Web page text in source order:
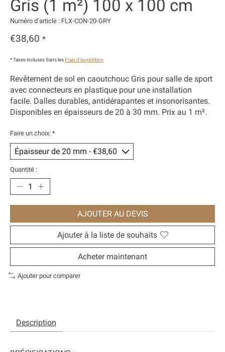
Gris (1 m²) 100 x 100 cm
Numéro d’article : FLX-CON-20-GRY
€38,60 *
* Taxes incluses Sans les Frais d'expédition
Revêtement de sol en caoutchouc Gris pour salle de sport
avec connecteurs en plastique pour une installation
facile. Dalles durables, antidérapantes et insonorisantes.
Disponibles en épaisseurs de 20 à 30 mm. Prix au 1 m².
Faire un choix: *
Quantité :
AJOUTER AU DEVIS
Ajouter à la liste de souhaits
Acheter maintenant
Ajouter pour comparer
Description